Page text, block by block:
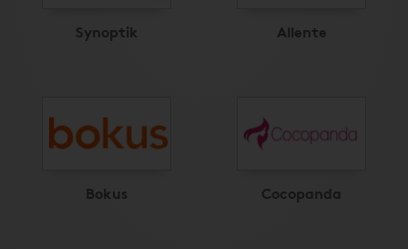
Synoptik Allente
Bokus Cocopanda